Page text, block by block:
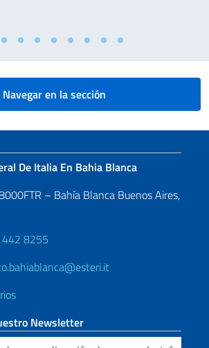
Navegar en la sección
De Italia En Bahia Blanca
– Bahía Blanca Buenos Aires,
8255
Newsletter